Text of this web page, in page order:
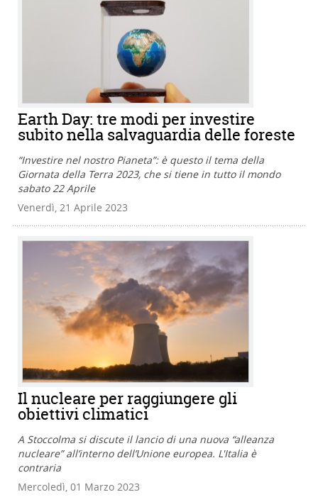
Earth Day: tre modi per investire
subito nella salvaguardia delle foreste
“Investire nel nostro Pianeta”: è questo il tema della
Giornata della Terra 2023, che si tiene in tutto il mondo
sabato 22 Aprile
Venerdì, 21 Aprile 2023
Il nucleare per raggiungere gli
obiettivi climatici
A Stoccolma si discute il lancio di una nuova “alleanza
nucleare” all’interno dell’Unione europea. L'Italia è
contraria
Mercoledì, 01 Marzo 2023